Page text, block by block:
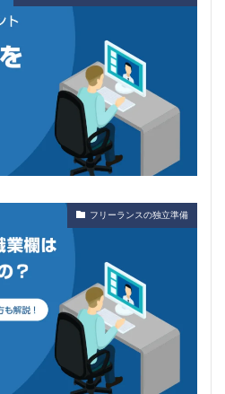
フリーランスの独立準備